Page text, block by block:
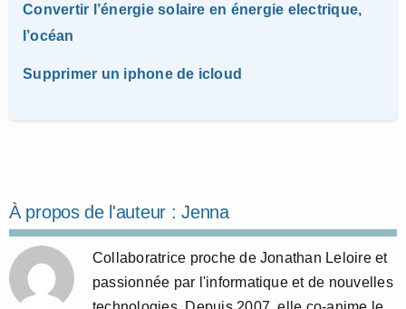
Convertir l’énergie solaire en énergie electrique,
l’océan
Supprimer un iphone de icloud
À propos de l'auteur :Jenna
Collaboratrice proche de Jonathan Leloire et
passionnée par l'informatique et de nouvelles